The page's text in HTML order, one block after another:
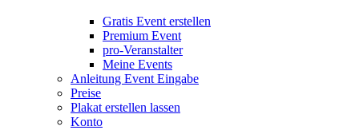
Gratis Event erstellen
Premium Event
pro-Veranstalter
Meine Events
Anleitung Event Eingabe
Preise
Plakat erstellen lassen
Konto